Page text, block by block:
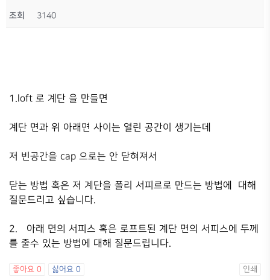
조회 3140
1.loft 로 계단 을 만들면
계단 면과 위 아래면 사이는 열린 공간이 생기는데
저 빈공간을 cap 으로는 안 닫혀져서
닫는 방법 혹은 저 계단을 폴리 서피르로 만드는 방법에 대해
질문드리고 싶습니다.
2. 아래 면의 서피스 혹은 로프트된 계단 면의 서피스에 두께
를 줄수 있는 방법에 대해 질문드립니다.
좋아요 0 싫어요 0 인쇄